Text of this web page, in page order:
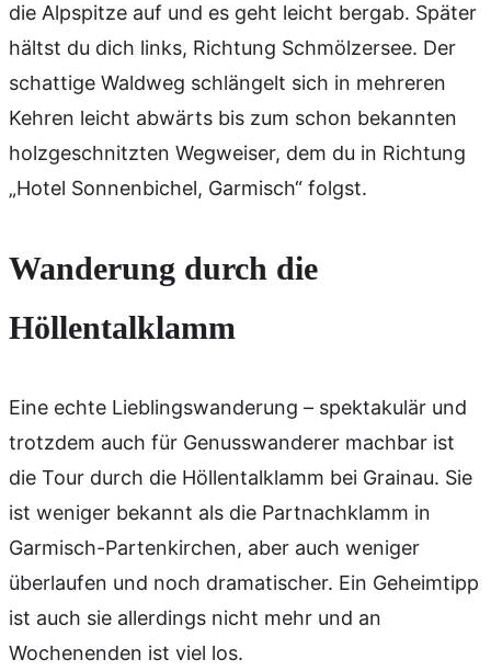
die Alpspitze auf und es geht leicht bergab. Später
hältst du dich links, Richtung Schmölzersee. Der
schattige Waldweg schlängelt sich in mehreren
Kehren leicht abwärts bis zum schon bekannten
holzgeschnitzten Wegweiser, dem du in Richtung
„Hotel Sonnenbichel, Garmisch“ folgst.
Wanderung durch die
Höllentalklamm
Eine echte Lieblingswanderung – spektakulär und
trotzdem auch für Genusswanderer machbar ist
die Tour durch die Höllentalklamm bei Grainau. Sie
ist weniger bekannt als die Partnachklamm in
Garmisch-Partenkirchen, aber auch weniger
überlaufen und noch dramatischer. Ein Geheimtipp
ist auch sie allerdings nicht mehr und an
Wochenenden ist viel los.